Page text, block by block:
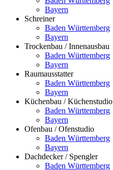
Bayern
Schreiner
Baden Württemberg
Bayern
Trockenbau / Innenausbau
Baden Württemberg
Bayern
Raumausstatter
Baden Württemberg
Bayern
Küchenbau / Küchenstudio
Baden Württemberg
Bayern
Ofenbau / Ofenstudio
Baden Württemberg
Bayern
Dachdecker / Spengler
Baden Württemberg